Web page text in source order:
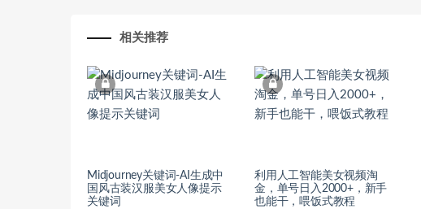
相关推荐
Midjourney关键词-AI生成中
国风古装汉服美女人像提示
关键词
利用人工智能美女视频淘
金，单号日入2000+，新手
也能干，喂饭式教程